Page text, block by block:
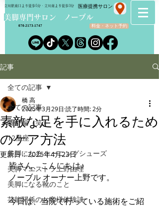
​美脚専門サロン ノーブル
立川駅南口より徒歩5分・立川南より徒歩3分
料金・ネット予約
070-2173-1747
​医療提携サロン
記事
全ての記事
番外編（笑）
12星座
美脚になる トーニングシューズ
美脚マエストラ上野由理
美脚になる靴のこと
芸能関係のお客様体験談
全ての記事
素敵な足を手に入れるため
のケア方法
橋 高
2025年3月29日 読了時間: 2分
更新日：2025年4月23日
皆さん、こんにちは♪
ノーブル オーナー上野です。
今日は、当院で行っている施術をご紹